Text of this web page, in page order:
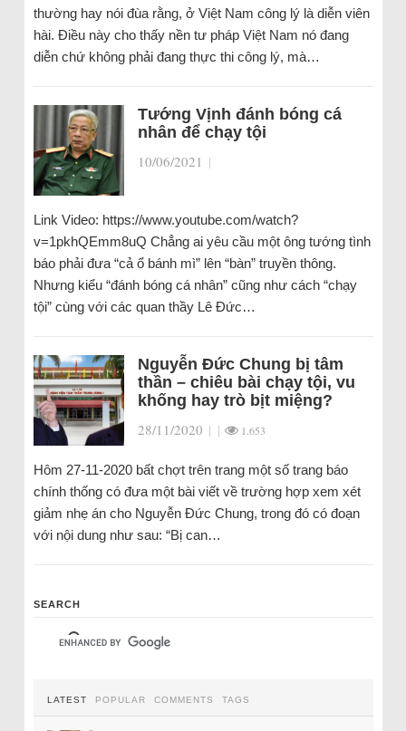
thường hay nói đùa rằng, ở Việt Nam công lý là diễn viên
hài. Điều này cho thấy nền tư pháp Việt Nam nó đang
diễn chứ không phải đang thực thi công lý, mà…
Tướng Vịnh đánh bóng cá
nhân để chạy tội
10/06/2021 |
Link Video: https://www.youtube.com/watch?
v=1pkhQEmm8uQ Chẳng ai yêu cầu một ông tướng tình
báo phải đưa “cả ổ bánh mì” lên “bàn” truyền thông.
Nhưng kiểu “đánh bóng cá nhân” cũng như cách “chạy
tội” cùng với các quan thầy Lê Đức…
Nguyễn Đức Chung bị tâm
thần – chiêu bài chạy tội, vu
khống hay trò bịt miệng?
28/11/2020 | | 1.653
Hôm 27-11-2020 bất chợt trên trang một số trang báo
chính thống có đưa một bài viết về trường hợp xem xét
giảm nhẹ án cho Nguyễn Đức Chung, trong đó có đoạn
với nội dung như sau: “Bị can…
SEARCH
LATEST POPULAR COMMENTS TAGS